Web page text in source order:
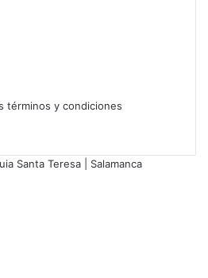
términos y condiciones
Santa Teresa | Salamanca